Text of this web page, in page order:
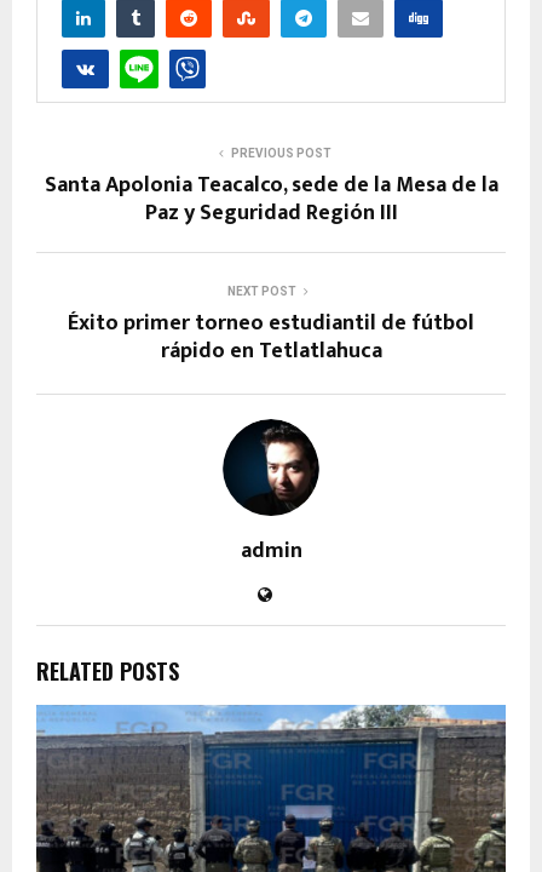
PREVIOUS POST
Santa Apolonia Teacalco, sede de la Mesa de la
Paz y Seguridad Región III
NEXT POST
Éxito primer torneo estudiantil de fútbol
rápido en Tetlatlahuca
admin
RELATED POSTS